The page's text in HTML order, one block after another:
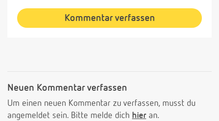
Kommentar verfassen
Neuen Kommentar verfassen
Um einen neuen Kommentar zu verfassen, musst du
angemeldet sein. Bitte melde dich hier an.